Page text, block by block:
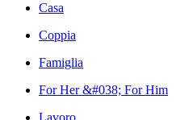
Casa
Coppia
Famiglia
For Her &#038; For Him
Lavoro